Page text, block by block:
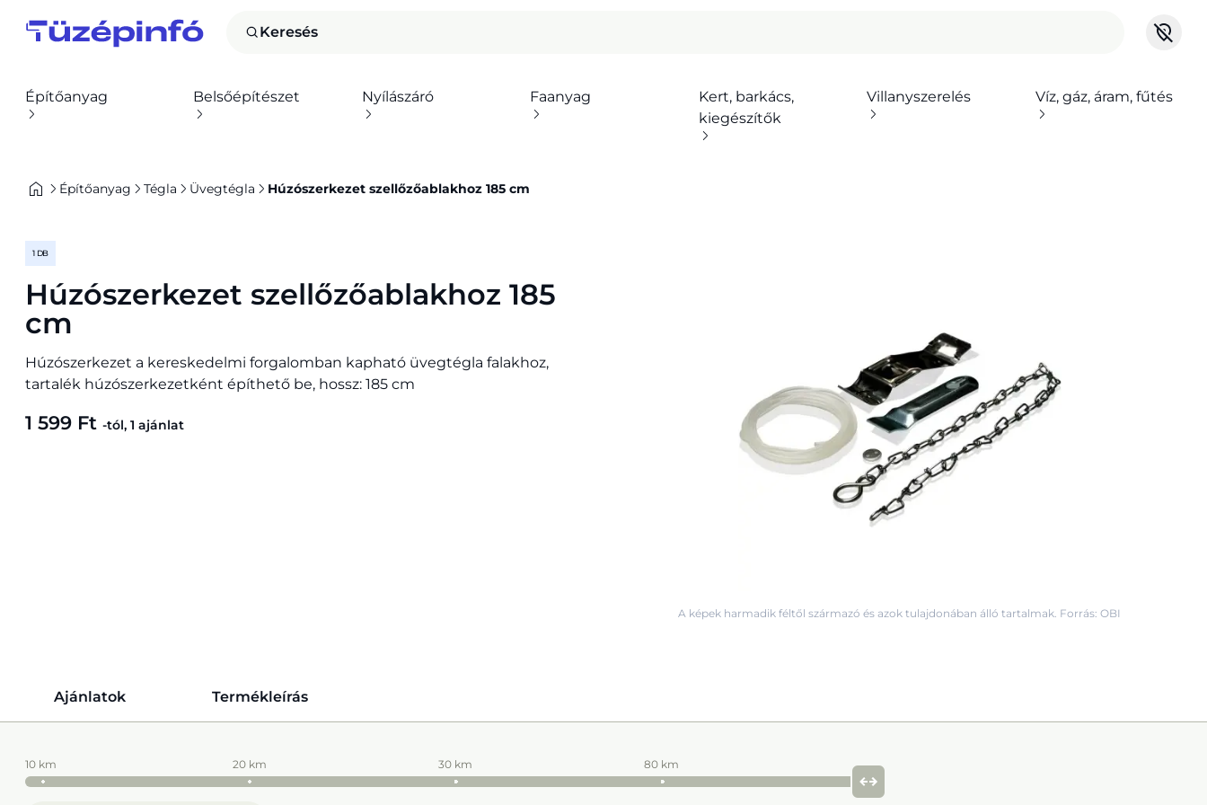
Keresés
Építőanyag Belsőépítészet Nyílászáró Faanyag
Kert, barkács,
kiegészítők
Villanyszerelés Víz, gáz, áram, fűtés
Építőanyag Tégla Üvegtégla Húzószerkezet szellőzőablakhoz 185 cm
1 DB
Húzószerkezet szellőzőablakhoz 185
cm
Húzószerkezet a kereskedelmi forgalomban kapható üvegtégla falakhoz,
tartalék húzószerkezetként építhető be, hossz: 185 cm
1 599 Ft -tól, 1 ajánlat
A képek harmadik féltől származó és azok tulajdonában álló tartalmak. Forrás: OBI
Ajánlatok Termékleírás
10 km 20 km 30 km 80 km